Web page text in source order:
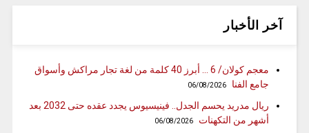
آخر الأخبار
معجم كولان/ 6 … أبرز 40 كلمة من لغة تجار مراكش وأسواق
جامع الفنا
06/08/2026
ريال مدريد يحسم الجدل.. فينيسيوس يجدد عقده حتى 2032 بعد
أشهر من التكهنات
06/08/2026